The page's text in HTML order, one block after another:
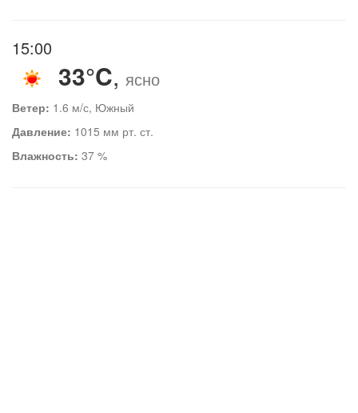
15:00
33°C, ясно
Ветер: 1.6 м/с, Южный
Давление: 1015 мм рт. ст.
Влажность: 37 %